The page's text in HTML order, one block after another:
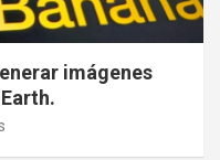
imágenes